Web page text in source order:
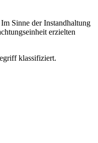
Sinne der Instandhaltung
erzielten
klassifiziert.